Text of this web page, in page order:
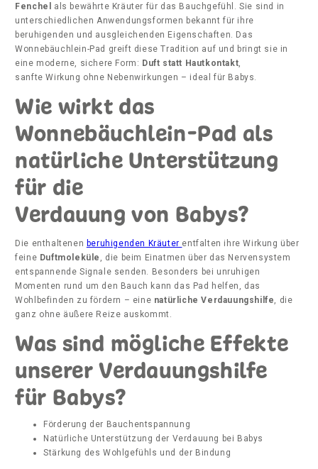
Fenchel
als bewährte Kräuter für das Bauchgefühl. Sie sind in
unterschiedlichen Anwendungsformen bekannt für ihre
beruhigenden und ausgleichenden Eigenschaften. Das
Wonnebäuchlein-Pad greift diese Tradition auf und bringt sie in
eine moderne, sichere Form: Duft statt Hautkontakt
sanfte Wirkung ohne Nebenwirkungen – ideal für Babys.
Wie wirkt das
Wonnebäuchlein-Pad als
natürliche Unterstützung
für die
Verdauung von Babys?
Die enthaltenen beruhigenden Kräuter entfalten ihre Wirkung über
feine Duftmoleküle
, die beim Einatmen über das Nervensystem
entspannende Signale senden. Besonders bei unruhigen
Momenten rund um den Bauch kann das Pad helfen, das
Wohlbefinden zu fördern – eine natürliche Verdauungshilfe
, die
ganz ohne äußere Reize auskommt.
Was sind mögliche Effekte
unserer Verdauungshilfe
für Babys?
Förderung der Bauchentspannung
Natürliche Unterstützung der Verdauung bei Babys
Stärkung des Wohlgefühls und der Bindung